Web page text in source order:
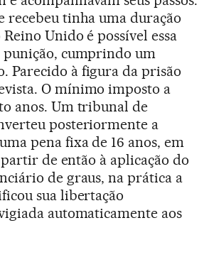
recebeu tinha uma duração
Unido é possível essa
cumprindo um
Parecido à figura da prisão
O mínimo imposto a
anos. Um tribunal de
posteriormente a
pena fixa de 16 anos, em
partir de então à aplicação do
de graus, na prática a
sua libertação
automaticamente aos